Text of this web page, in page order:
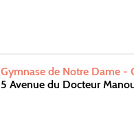
Gymnase de Notre Dame -
5 Avenue du Docteur